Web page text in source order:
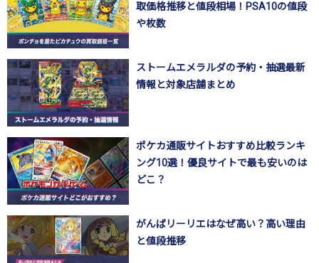
取価格推移と値段相場！PSA10の値段
や枚数
ストームエメラルダの予約・抽選最新
情報と対象店舗まとめ
ポケカ通販サイトおすすめ比較ランキ
ング10選！優良サイトで最も安いのは
どこ？
がんばリーリエはなぜ高い？高い理由
と値段推移